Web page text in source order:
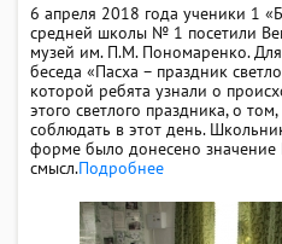
6 апреля 2018 года ученики 1
средней школы № 1 посетили
музей им. П.М. Пономаренко.
беседа «Пасха – праздник
которой ребята узнали о
этого светлого праздника, о
соблюдать в этот день.
форме было донесено значение
смысл.Подробнее